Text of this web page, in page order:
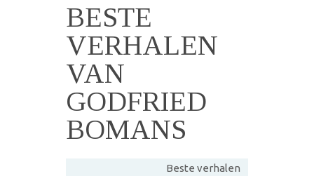
BESTE
VERHALEN
VAN
GODFRIED
BOMANS
Beste verhalen